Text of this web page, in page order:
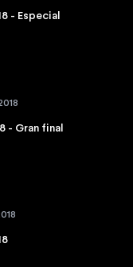
- Especial
- Gran final